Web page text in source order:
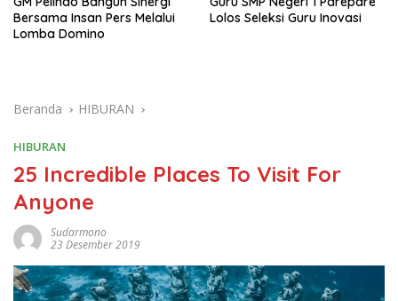
Bersama Insan Pers Melalui
Lomba Domino
Lolos Seleksi Guru Inovasi
Beranda HIBURAN
HIBURAN
25 Incredible Places To Visit For
Anyone
Sudarmono
23 Desember 2019